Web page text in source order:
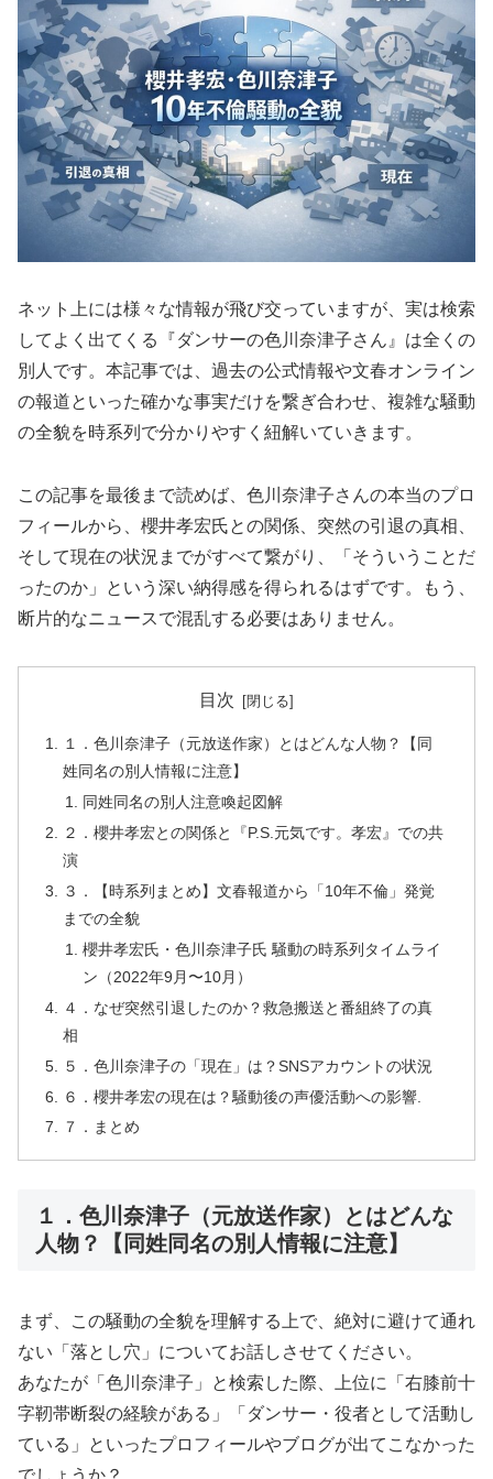
ネット上には様々な情報が飛び交っていますが、実は検索
してよく出てくる『ダンサーの色川奈津子さん』は全くの
別人です。本記事では、過去の公式情報や文春オンライン
の報道といった確かな事実だけを繋ぎ合わせ、複雑な騒動
の全貌を時系列で分かりやすく紐解いていきます。
この記事を最後まで読めば、色川奈津子さんの本当のプロ
フィールから、櫻井孝宏氏との関係、突然の引退の真相、
そして現在の状況までがすべて繋がり、「そういうことだ
ったのか」という深い納得感を得られるはずです。もう、
断片的なニュースで混乱する必要はありません。
目次
１．色川奈津子（元放送作家）とはどんな人物？【同
姓同名の別人情報に注意】
同姓同名の別人注意喚起図解
２．櫻井孝宏との関係と『P.S.元気です。孝宏』での共
演
３．【時系列まとめ】文春報道から「10年不倫」発覚
までの全貌
櫻井孝宏氏・色川奈津子氏 騒動の時系列タイムライ
ン（2022年9月〜10月）
４．なぜ突然引退したのか？救急搬送と番組終了の真
相
５．色川奈津子の「現在」は？SNSアカウントの状況
６．櫻井孝宏の現在は？騒動後の声優活動への影響.
７．まとめ
１．色川奈津子（元放送作家）とはどんな
人物？【同姓同名の別人情報に注意】
まず、この騒動の全貌を理解する上で、絶対に避けて通れ
ない「落とし穴」についてお話しさせてください。
あなたが「色川奈津子」と検索した際、上位に「右膝前十
字靭帯断裂の経験がある」「ダンサー・役者として活動し
ている」といったプロフィールやブログが出てこなかった